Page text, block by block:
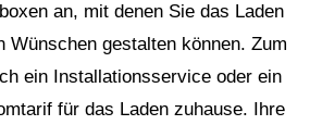
an, mit denen Sie das Laden
Wünschen gestalten können. Zum
ein Installationsservice oder ein
für das Laden zuhause. Ihre